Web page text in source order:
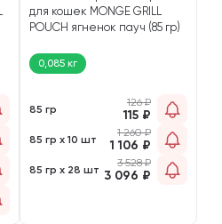
для кошек MONGE GRILL
POUCH ягненок пауч (85 гр)
0,085 кг
85 гр
126₽
115 ₽
85 гр х 10 шт
1 260₽
1 106 ₽
85 гр х 28 шт
3 528₽
3 096 ₽